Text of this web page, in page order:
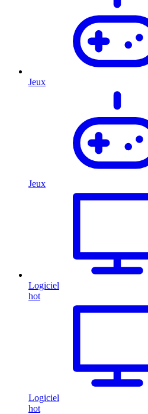
Jeux
Jeux
Logiciel
hot
Logiciel
hot